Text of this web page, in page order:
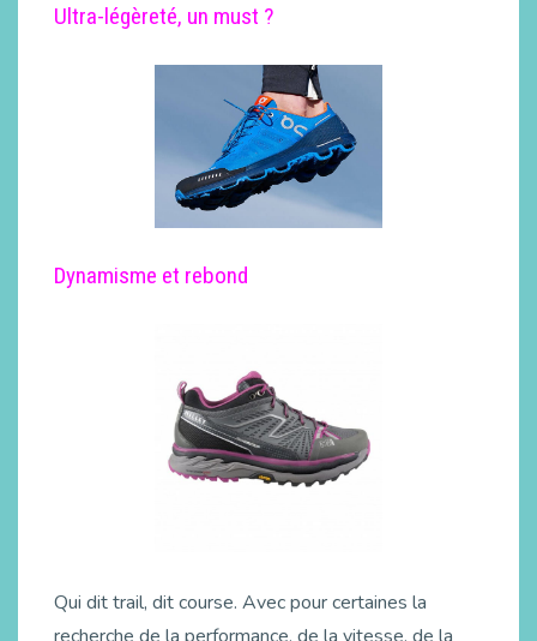
Ultra-légèreté, un must ?
Dynamisme et rebond
Qui dit trail, dit course. Avec pour certaines la